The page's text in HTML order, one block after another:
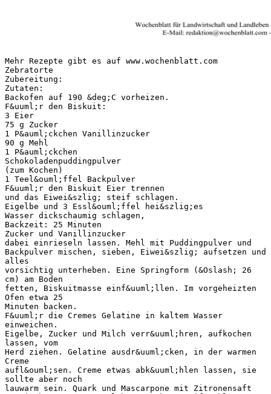
Mehr Rezepte gibt es auf www.wochenblatt.com
Zebratorte
Zubereitung:
Zutaten:
Backofen auf 190 &deg;C vorheizen.
F&uuml;r den Biskuit:
3 Eier
75 g Zucker
1 P&auml;ckchen Vanillinzucker
90 g Mehl
1 P&auml;ckchen
Schokoladenpuddingpulver
(zum Kochen)
1 Teel&ouml;ffel Backpulver
F&uuml;r den Biskuit Eier trennen
und das Eiwei&szlig; steif schlagen.
Eigelbe und 3 Essl&ouml;ffel hei&szlig;es
Wasser dickschaumig schlagen,
Backzeit: 25 Minuten
Zucker und Vanillinzucker
dabei einrieseln lassen. Mehl mit Puddingpulver und
Backpulver mischen, sieben, Eiwei&szlig; aufsetzen und
alles
vorsichtig unterheben. Eine Springform (&Oslash; 26
cm) am Boden
fetten, Biskuitmasse einf&uuml;llen. Im vorgeheizten
Ofen etwa 25
Minuten backen.
F&uuml;r die Cremes Gelatine in kaltem Wasser
einweichen.
Eigelbe, Zucker und Milch verr&uuml;hren, aufkochen
lassen, vom
Herd ziehen. Gelatine ausdr&uuml;cken, in der warmen
Creme
aufl&ouml;sen. Creme etwas abk&uuml;hlen lassen, sie
sollte aber noch
lauwarm sein. Quark und Mascarpone mit Zitronensaft